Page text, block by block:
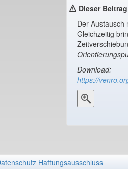
Dieser
Der Austausch
Gleichzeitig
Download:
https://
Haftungsausschluss